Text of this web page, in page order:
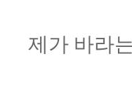
제가 바라